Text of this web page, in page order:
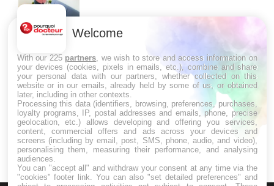
Drépanocytose : une déformation des
globules rouges aux conséquences
Maladie de Charcot (Sclérose latérale
amyotrophique)
Welcome
With our 225 partners , we wish to store and access information on
your devices (cookies, pixels in emails, etc.), combine and share
your personal data with our partners, whether collected on this
website or in our emails, already held by some of us, or obtained
later, including in other contexts.
Processing this data (identifiers, browsing, preferences, purchases,
loyalty programs, IP, postal addresses and emails, phone, precise
geolocation, etc.) allows developing and offering you services,
content, commercial offers and ads across your devices and
screens (including by email, post, SMS, phone, audio, and video),
personalising them, measuring their performance, and analysing
audiences.
You can "accept all" and withdraw your consent at any time via the
"cookies" footer link . You can also "set detailed preferences" and